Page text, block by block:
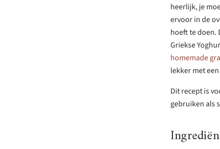
heerlijk, je
ervoor in de
hoeft te doen.
Griekse
homemade
lekker met
Dit recept is
gebruiken als